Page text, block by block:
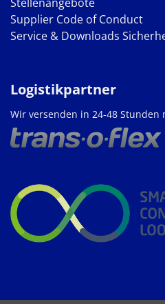
Supplier Code of Conduct
Service & Downloads
Logistikpartner
Wir versenden in 24-48 Stunden